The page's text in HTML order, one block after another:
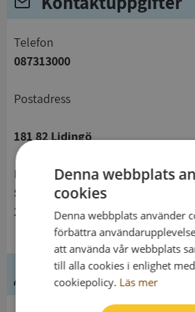
telefon
087313000
Postadress
181 82 Lidingö
Besöksadress
Stockholmsvägen 50
181 32 Lidingö
Ledning
Denna webbplats
cookies
Denna webbplats använder
förbättra
att använda vår webbplats
till alla cookies i enlighet
cookiepolicy. Läs mer